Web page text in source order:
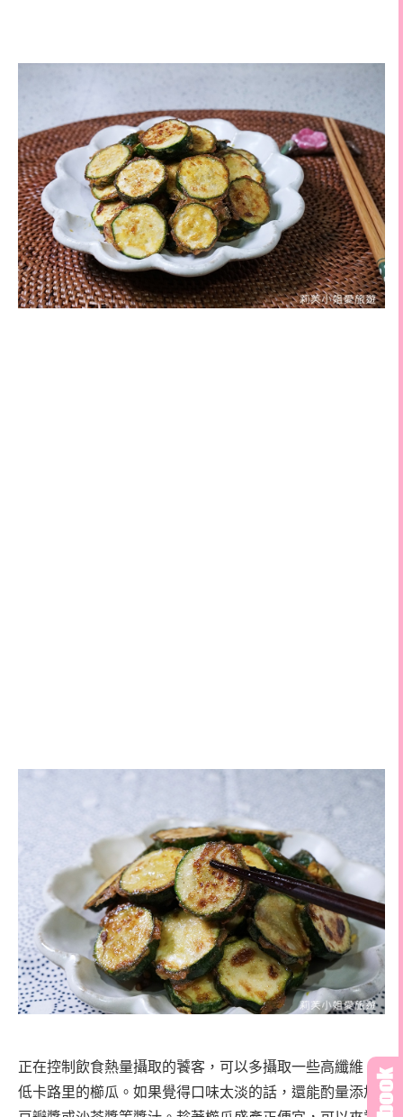
正在控制飲食熱量攝取的饕客，可以多攝取一些高纖維、
低卡路里的櫛瓜。如果覺得口味太淡的話，還能酌量添加